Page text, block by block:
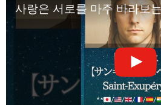
사랑은 서로를 마주 바라보